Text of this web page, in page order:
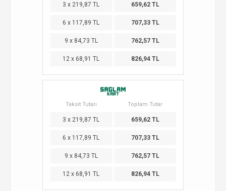
3 x 219,87 TL 659,62 TL
6 x 117,89 TL 707,33 TL
9 x 84,73 TL 762,57 TL
12 x 68,91 TL 826,94 TL
Taksit Tutarı Toplam Tutar
3 x 219,87 TL 659,62 TL
6 x 117,89 TL 707,33 TL
9 x 84,73 TL 762,57 TL
12 x 68,91 TL 826,94 TL